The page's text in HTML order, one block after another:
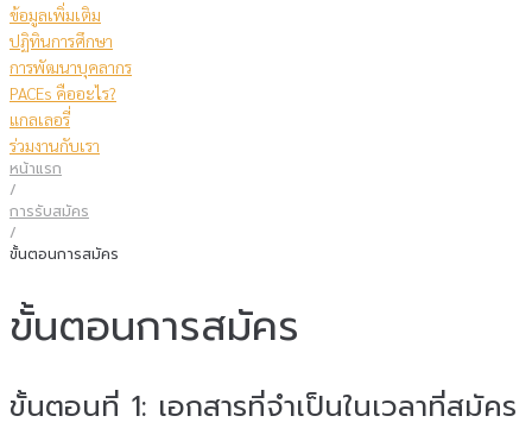
ข้อมูลเพิ่มเติม
ปฏิทินการศึกษา
การพัฒนาบุคลากร
PACEs คืออะไร?
แกลเลอรี่
ร่วมงานกับเรา
หน้าแรก
/
การรับสมัคร
/
ขั้นตอนการสมัคร
ขั้นตอนการสมัคร
ขั้นตอนที่ 1: เอกสารที่จําเป็นในเวลาที่สมัคร